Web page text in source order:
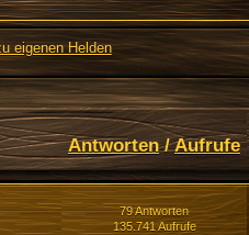
eigenen Helden
Antworten/Aufrufe
79 Antworten
135.741 Aufrufe